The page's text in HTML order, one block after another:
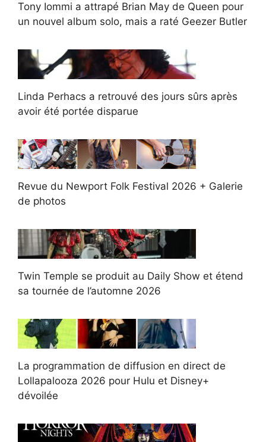
Tony Iommi a attrapé Brian May de Queen pour
un nouvel album solo, mais a raté Geezer Butler
Linda Perhacs a retrouvé des jours sûrs après
avoir été portée disparue
Revue du Newport Folk Festival 2026 + Galerie
de photos
Twin Temple se produit au Daily Show et étend
sa tournée de l’automne 2026
La programmation de diffusion en direct de
Lollapalooza 2026 pour Hulu et Disney+
dévoilée